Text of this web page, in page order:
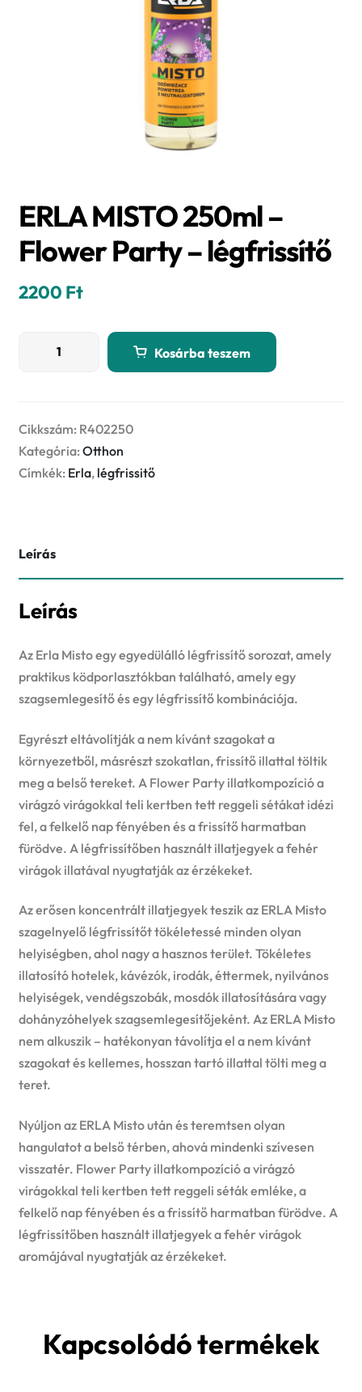
ERLA MISTO 250ml –
Flower Party – légfrissítő
2200 Ft
Flower
Party
-
Kosárba teszem
Cikkszám: R402250
Kategória:Otthon
Címkék: Erla, légfrissitő
Leírás
Leírás
Az Erla Misto egy egyedülálló légfrissítő sorozat, amely
praktikus ködporlasztókban található, amely egy
szagsemlegesítő és egy légfrissítő kombinációja.
Egyrészt eltávolítják a nem kívánt szagokat a
környezetből, másrészt szokatlan, frissítő illattal töltik
meg a belső tereket. A Flower Party illatkompozíció a
virágzó virágokkal teli kertben tett reggeli sétákat idézi
fel, a felkelő nap fényében és a frissítő harmatban
fürödve. A légfrissítőben használt illatjegyek a fehér
virágok illatával nyugtatják az érzékeket.
Az erősen koncentrált illatjegyek teszik az ERLA Misto
szagelnyelő légfrissítőt tökéletessé minden olyan
helyiségben, ahol nagy a hasznos terület. Tökéletes
illatosító hotelek, kávézók, irodák, éttermek, nyilvános
helyiségek, vendégszobák, mosdók illatosítására vagy
dohányzóhelyek szagsemlegesítőjeként. Az ERLA Misto
nem alkuszik – hatékonyan távolítja el a nem kívánt
szagokat és kellemes, hosszan tartó illattal tölti meg a
teret.
Nyúljon az ERLA Misto után és teremtsen olyan
hangulatot a belső térben, ahová mindenki szívesen
visszatér. Flower Party illatkompozíció a virágzó
virágokkal teli kertben tett reggeli séták emléke, a
felkelő nap fényében és a frissítő harmatban fürödve. A
légfrissítőben használt illatjegyek a fehér virágok
aromájával nyugtatják az érzékeket.
Kapcsolódó termékek